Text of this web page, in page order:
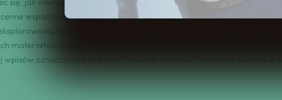
wsparcie zarówno dla osób stających przed wyzwaniami
treści oznaczonych tym tagiem, aby zyskać pełniejszy
materiałów pozwoli uniknąć błędów, wychwycić ważne zmiany i
wpisów oznaczonych tagiem **sytuacja prawna** i bądź na bieżąco z